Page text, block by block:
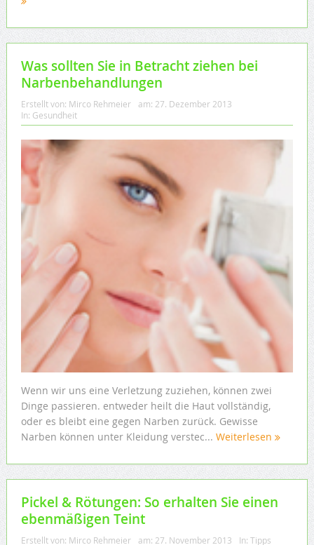
Was sollten Sie in Betracht ziehen bei
Narbenbehandlungen
Erstellt von: Mirco Rehmeier am: 27. Dezember 2013
In: Gesundheit
Wenn wir uns eine Verletzung zuziehen, können zwei
Dinge passieren. entweder heilt die Haut vollständig,
oder es bleibt eine gegen Narben zurück. Gewisse
Narben können unter Kleidung verstec... Weiterlesen
Pickel & Rötungen: So erhalten Sie einen
ebenmäßigen Teint
Erstellt von: Mirco Rehmeier am: 27. November 2013 In: Tipps